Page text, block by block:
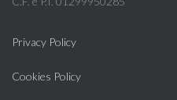
Privacy Policy
Cookies Policy